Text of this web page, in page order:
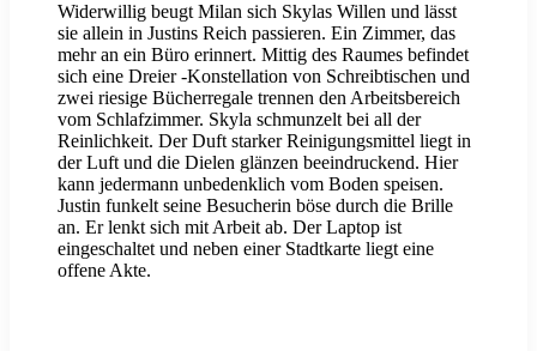
Widerwillig beugt Milan sich Skylas Willen und lässt
sie allein in Justins Reich passieren. Ein Zimmer, das
mehr an ein Büro erinnert. Mittig des Raumes befindet
sich eine Dreier -Konstellation von Schreibtischen und
zwei riesige Bücherregale trennen den Arbeitsbereich
vom Schlafzimmer. Skyla schmunzelt bei all der
Reinlichkeit. Der Duft starker Reinigungsmittel liegt in
der Luft und die Dielen glänzen beeindruckend. Hier
kann jedermann unbedenklich vom Boden speisen.
Justin funkelt seine Besucherin böse durch die Brille
an. Er lenkt sich mit Arbeit ab. Der Laptop ist
eingeschaltet und neben einer Stadtkarte liegt eine
offene Akte.